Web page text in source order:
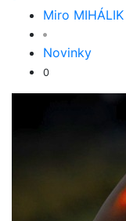
Miro MIHÁLIK
Novinky
0